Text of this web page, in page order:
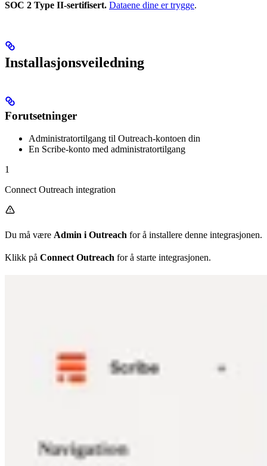
SOC 2 Type II-sertifisert. Dataene dine er trygge.
Installasjonsveiledning
Forutsetninger
Administratortilgang til Outreach-kontoen din
En Scribe-konto med administratortilgang
1
Connect Outreach integration
Du må være Admin i Outreach for å installere denne integrasjonen.
Klikk på Connect Outreach for å starte integrasjonen.